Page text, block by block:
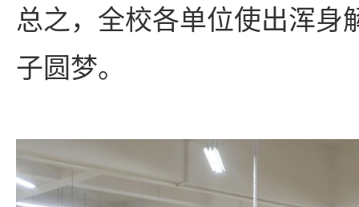
总之，全校各单位使出浑身
子圆梦。